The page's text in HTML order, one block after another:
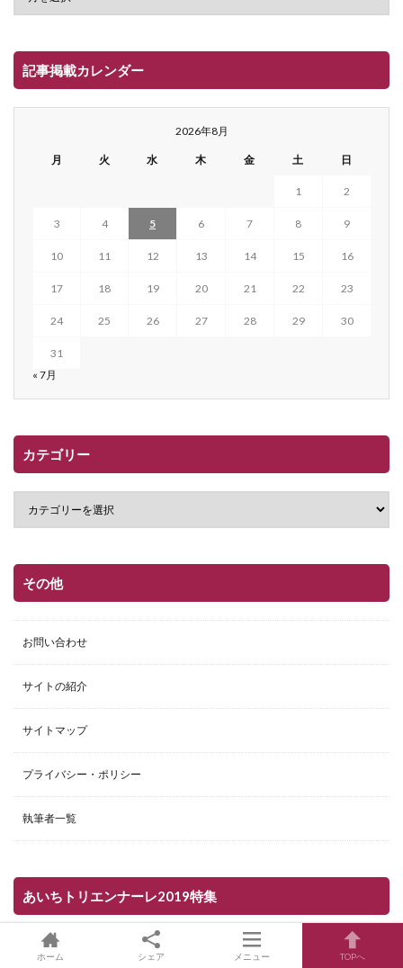
記事掲載カレンダー
2026年8月
月 火 水 木 金 土 日
1 2
3 4 5 6 7 8 9
10 11 12 13 14 15 16
17 18 19 20 21 22 23
24 25 26 27 28 29 30
31
« 7月
カテゴリー
その他
お問い合わせ
サイトの紹介
サイトマップ
プライバシー・ポリシー
執筆者一覧
あいちトリエンナーレ2019特集
ホーム シェア メニュー TOPへ